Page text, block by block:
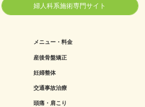
婦人科系施術専門サイト
メニュー・料金
産後骨盤矯正
妊婦整体
交通事故治療
頭痛・肩こり